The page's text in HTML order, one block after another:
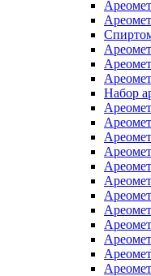
Набор